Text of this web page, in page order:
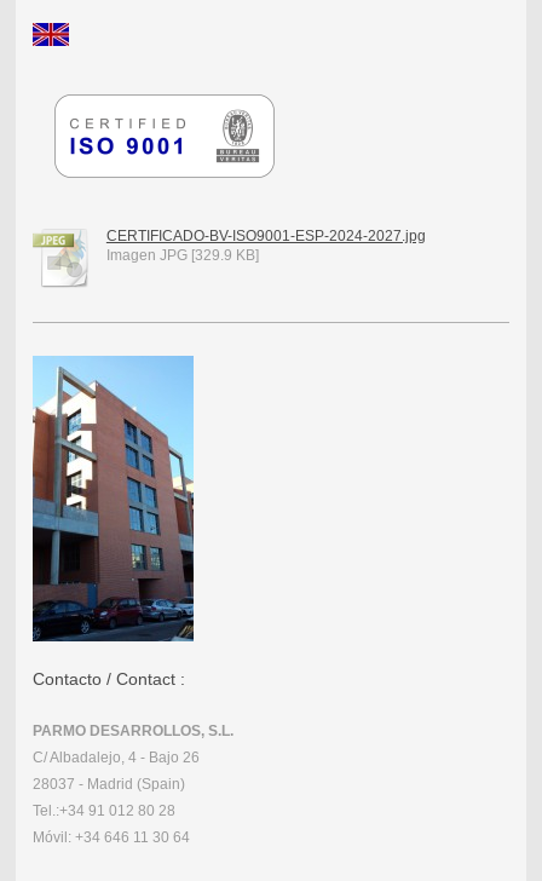
CERTIFICADO-BV-ISO9001-ESP-2024-2027.jpg
Imagen JPG [329.9 KB]
Contacto / Contact :
PARMO DESARROLLOS, S.L.
C/ Albadalejo, 4 - Bajo 26
28037 - Madrid (Spain)
Tel.:+34 91 012 80 28
Móvil: +34 646 11 30 64